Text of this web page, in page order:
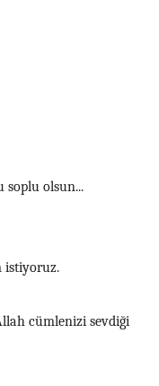
soplu olsun...
istiyoruz.
cümlenizi sevdiği